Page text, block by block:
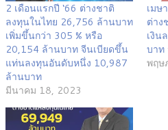
2 เดือนแรกปี ‘66 ต่างชาติ
ลงทุนในไทย 26,756 ล้านบาท
เพิ่มขึ้นกว่า 305 % หรือ
20,154 ล้านบาท จีนเบียดขึ้น
แท่นลงทุนอันดับหนึ่ง 10,987
ล้านบาท
มีนาคม 18, 2023
เมษ
ต่าง
เงิน
บาท
พฤษ